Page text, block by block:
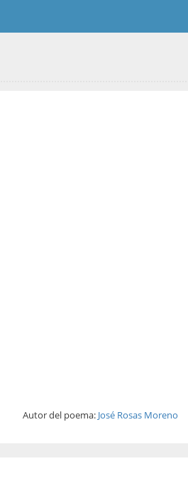
Autor del poema: José Rosas Moreno